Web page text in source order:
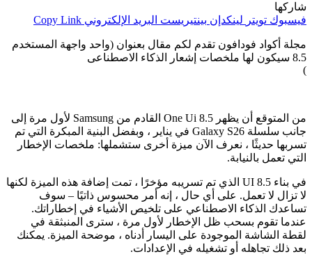
شاركها
فيسبوك تويتر لينكدإن بينتيريست البريد الإلكتروني Copy Link
مجلة أكواد فودافون تقدم لكم مقال بعنوان (واحد واجهة المستخدم
8.5 سيكون لها ملخصات إشعار الذكاء الاصطناعى
)
من المتوقع أن يظهر One Ui 8.5 القادم من Samsung لأول مرة إلى
جانب سلسلة Galaxy S26 في يناير ، وبفضل البنية المبكرة التي تم
تسربها حديثًا ، نعرف الآن ميزة أخرى ستشملها: ملخصات الإخطار
التي تعمل بالنيابة.
في بناء UI 8.5 الذي تم تسريبه مؤخرًا ، تمت إضافة هذه الميزة لكنها
لا تزال لا تعمل. على أي حال ، إنه أمر محسوس ذاتيًا – سوف
تساعدك الذكاء الاصطناعي على تلخيص الأشياء في إخطاراتك.
عندما تقوم بسحب ظل الإخطار لأول مرة ، سترى المنبثقة في
لقطة الشاشة الموجودة على اليسار أدناه ، موضحة الميزة. يمكنك
بعد ذلك تجاهله أو تشغيله في الإعدادات.